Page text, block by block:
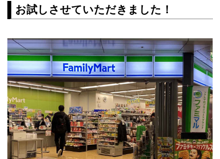
お試しさせていただきました！